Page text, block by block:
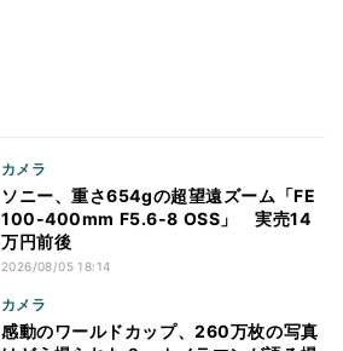
カメラ
ソニー、重さ654gの超望遠ズーム「FE
100-400mm F5.6-8 OSS」 実売14
万円前後
2026/08/05 18:14
カメラ
感動のワールドカップ、260万枚の写真